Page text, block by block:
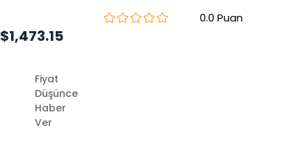
0.0
$1,473.15
Fiyat
Düşünce
Haber
Ver